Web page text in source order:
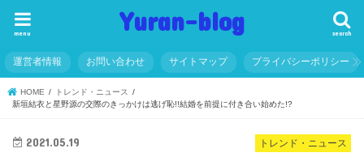
Yuran-blog search
menu
運営者情報 お問い合わせ サイトマップ プライバシーポリシー
HOME
トレンド・ニュース
新垣結衣と星野源の交際のきっかけは逃げ恥!!結婚を前提に付き合い始めた!?
トレンド・ニュース
2021.05.19